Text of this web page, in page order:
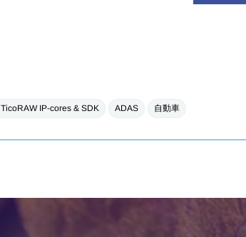
TicoRAW IP-cores & SDK ADAS 自動車